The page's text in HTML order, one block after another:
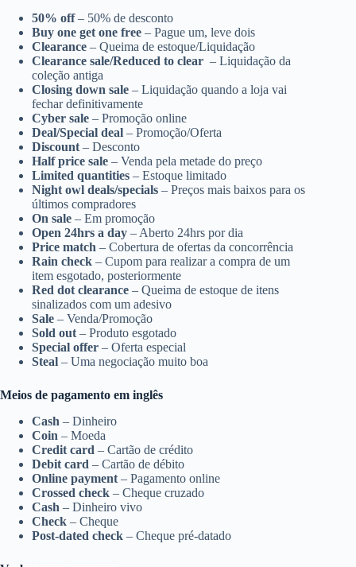
50% off– 50% de desconto
Buy one get one free – Pague um, leve dois
Clearance – Queima de estoque/Liquidação
Clearance sale/Reduced to clear – Liquidação da
coleção antiga
Closing down sale – Liquidação quando a loja vai
fechar definitivamente
Cyber sale – Promoção online
Deal/Special deal – Promoção/Oferta
Discount – Desconto
Half price sale – Venda pela metade do preço
Limited quantities – Estoque limitado
Night owl deals/specials – Preços mais baixos para os
últimos compradores
On sale – Em promoção
Open 24hrs a day – Aberto 24hrs por dia
Price match – Cobertura de ofertas da concorrência
Rain check – Cupom para realizar a compra de um
item esgotado, posteriormente
Red dot clearance – Queima de estoque de itens
sinalizados com um adesivo
Sale – Venda/Promoção
Sold out – Produto esgotado
Special offer – Oferta especial
Steal – Uma negociação muito boa
Meios de pagamento em inglês
Cash – Dinheiro
Coin – Moeda
Credit card – Cartão de crédito
Debit card – Cartão de débito
Online payment – Pagamento online
Crossed check – Cheque cruzado
Cash – Dinheiro vivo
Check – Cheque
Post-dated check – Cheque pré-datado